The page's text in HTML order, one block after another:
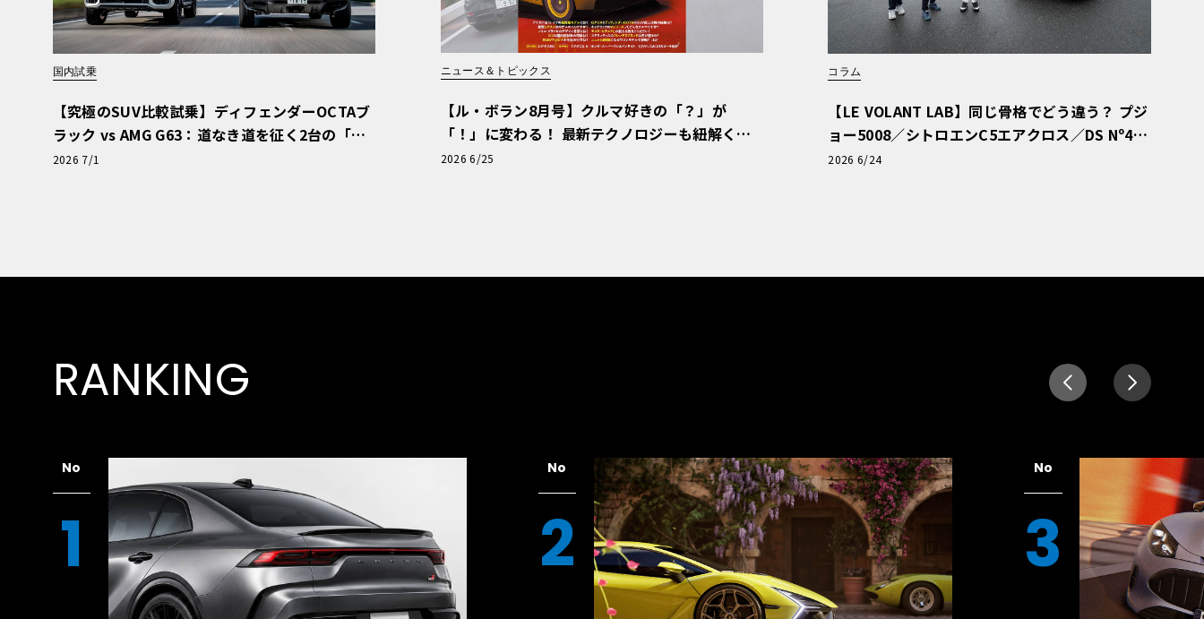
国内試乗
【究極のSUV比較試乗】ディフェンダーOCTAブ
ラック vs AMG G63：道なき道を征く2台の「対
極的アプローチ」
2026 7/1
ニュース＆トピックス
【ル・ボラン8月号】クルマ好きの「？」が
「！」に変わる！ 最新テクノロジーも紐解く
「輸入車Q&A」
2026 6/25
コラム
【LE VOLANT LAB】同じ骨格でどう違う？ プジ
ョー5008／シトロエンC5エアクロス／DS Nº4
読者一気乗りレポート
2026 6/24
RANKING
No
1
No
2
No
3